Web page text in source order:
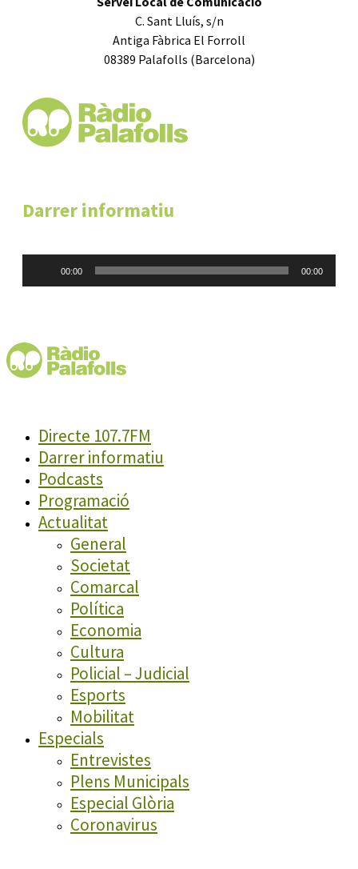
C. Sant Lluís, s/n
Antiga Fàbrica El Forroll
08389 Palafolls (Barcelona)
Darrer informatiu
00:00 00:00
Directe 107.7FM
Darrer informatiu
Podcasts
Programació
Actualitat
General
Societat
Comarcal
Política
Economia
Cultura
Policial – Judicial
Esports
Mobilitat
Especials
Entrevistes
Plens Municipals
Especial Glòria
Coronavirus